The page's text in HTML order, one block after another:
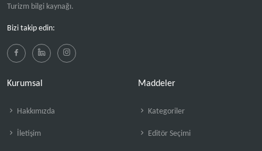
Turizm bilgi kaynağı.
Bizi takip edin:
Kurumsal
Hakkımızda
İletişim
Maddeler
Kategoriler
Editör Seçimi